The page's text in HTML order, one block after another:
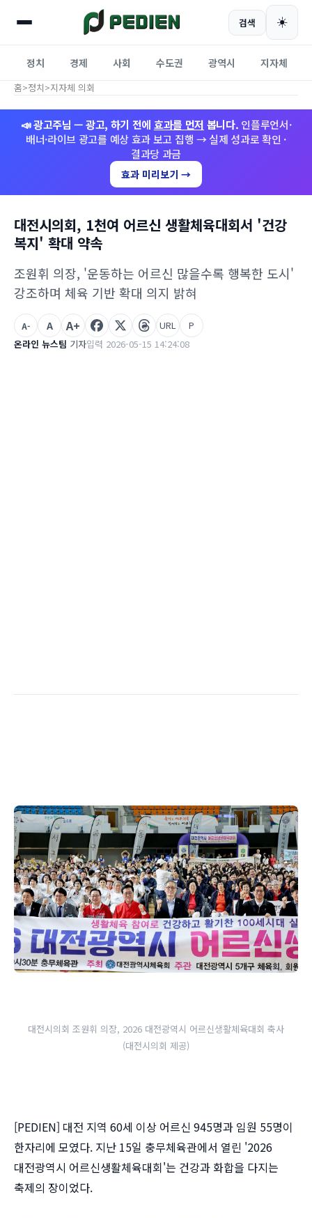
검색 ☀️
정치 경제 사회 수도권 광역시 지자체
홈>정치>지자체 의회
📣 광고주님 — 광고, 하기 전에 효과를 먼저 봅니다. 인플루언서·
배너·라이브 광고를 예상 효과 보고 집행 → 실제 성과로 확인 ·
결과당 과금
효과 미리보기 →
대전시의회, 1천여 어르신 생활체육대회서 '건강
복지' 확대 약속
조원휘 의장, '운동하는 어르신 많을수록 행복한 도시'
강조하며 체육 기반 확대 의지 밝혀
온라인 뉴스팀 기자입력 2026-05-15 14:24:08
A- A A+ URL P
대전시의회 조원휘 의장, 2026 대전광역시 어르신생활체육대회 축사
(대전시의회 제공)
[PEDIEN] 대전 지역 60세 이상 어르신 945명과 임원 55명이
한자리에 모였다. 지난 15일 충무체육관에서 열린 '2026
대전광역시 어르신생활체육대회'는 건강과 화합을 다지는
축제의 장이었다.